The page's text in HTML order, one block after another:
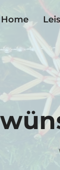
Home